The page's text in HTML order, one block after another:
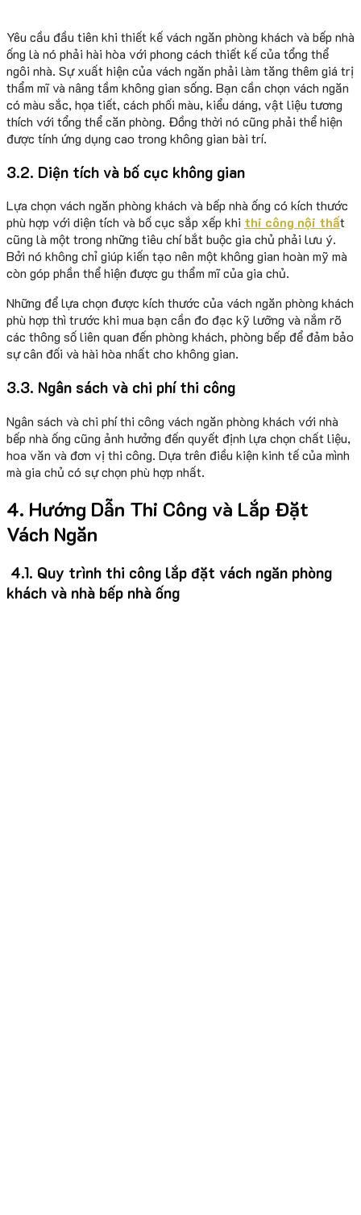
Yêu cầu đầu tiên khi thiết kế vách ngăn phòng khách và bếp nhà
ống là nó phải hài hòa với phong cách thiết kế của tổng thể
ngôi nhà. Sự xuất hiện của vách ngăn phải làm tăng thêm giá trị
thẩm mĩ và nâng tầm không gian sống. Bạn cần chọn vách ngăn
có màu sắc, họa tiết, cách phối màu, kiểu dáng, vật liệu tương
thích với tổng thể căn phòng. Đồng thời nó cũng phải thể hiện
được tính ứng dụng cao trong không gian bài trí.
3.2. Diện tích và bố cục không gian
Lựa chọn vách ngăn phòng khách và bếp nhà ống có kích thước
phù hợp với diện tích và bố cục sắp xếp khi thi công nội thất
cũng là một trong những tiêu chí bắt buộc gia chủ phải lưu ý.
Bởi nó không chỉ giúp kiến tạo nên một không gian hoàn mỹ mà
còn góp phần thể hiện được gu thẩm mĩ của gia chủ.
Những để lựa chọn được kích thước của vách ngăn phòng khách
phù hợp thì trước khi mua bạn cần đo đạc kỹ lưỡng và nắm rõ
các thông số liên quan đến phòng khách, phòng bếp để đảm bảo
sự cân đối và hài hòa nhất cho không gian.
3.3. Ngân sách và chi phí thi công
Ngân sách và chi phí thi công vách ngăn phòng khách với nhà
bếp nhà ống cũng ảnh hưởng đến quyết định lựa chọn chất liệu,
hoa văn và đơn vị thi công. Dựa trên điều kiện kinh tế của mình
mà gia chủ có sự chọn phù hợp nhất.
4. Hướng Dẫn Thi Công và Lắp Đặt
Vách Ngăn
4.1. Quy trình thi công lắp đặt vách ngăn phòng
khách và nhà bếp nhà ống